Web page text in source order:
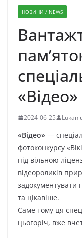
НОВИНИ / NEWS
«Відео»
2024-06-25
«Відео» —
фотоконкурсу
під вільною
відеороликів
задокументувати
та цікавіше.
Саме тому ця
цьогоріч, вже